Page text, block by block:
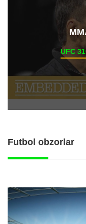
UFC
Futbol obzorlar